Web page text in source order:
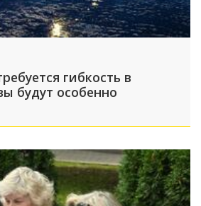
гибкость в
будут особенно